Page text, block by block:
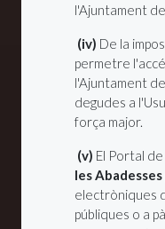
l'Ajuntament de
(iv) De la
permetre
l'Ajuntament de
degudes a
força major.
(v) El Portal
les Abadesses
electròniques
públiques o a